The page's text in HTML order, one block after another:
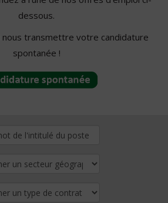
dessous.
nous transmettre votre candidature
spontanée !